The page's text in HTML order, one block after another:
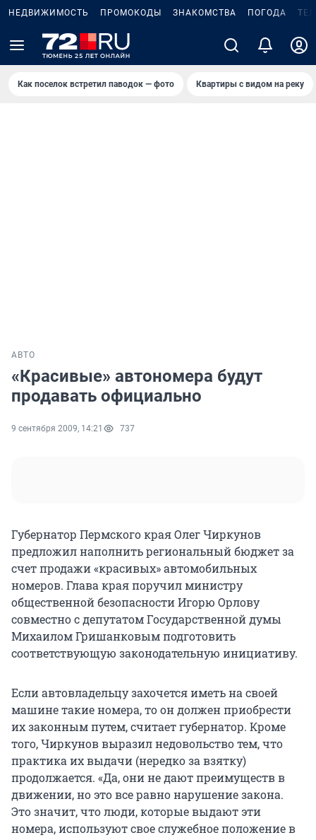
НЕДВИЖИМОСТЬ ПРОМОКОДЫ ЗНАКОМСТВА ПОГОДА
Как поселок встретил паводок — фото Квартиры с видом на реку
АВТО
«Красивые» автономера будут
продавать официально
9 сентября 2009, 14:21 737
Губернатор Пермского края Олег Чиркунов
предложил наполнить региональный бюджет за
счет продажи «красивых» автомобильных
номеров. Глава края поручил министру
общественной безопасности Игорю Орлову
совместно с депутатом Государственной думы
Михаилом Гришанковым подготовить
соответствующую законодательную инициативу.
Если автовладельцу захочется иметь на своей
машине такие номера, то он должен приобрести
их законным путем, считает губернатор. Кроме
того, Чиркунов выразил недовольство тем, что
практика их выдачи (нередко за взятку)
продолжается. «Да, они не дают преимуществ в
движении, но это все равно нарушение закона.
Это значит, что люди, которые выдают эти
номера, используют свое служебное положение в